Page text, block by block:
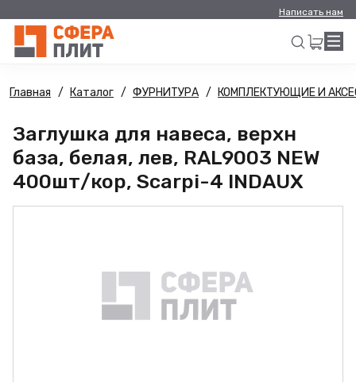
Написать нам
Искать
Главная Каталог ФУРНИТУРА КОМПЛЕКТУЮЩИЕ И
Заглушка для навеса, верхн
база, белая, лев, RAL9003 NEW
400шт/кор, Scarpi-4 INDAUX